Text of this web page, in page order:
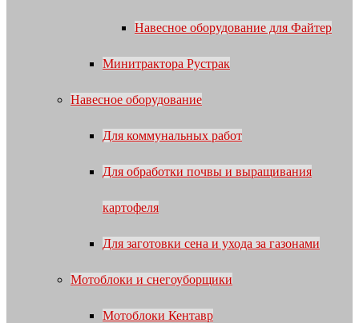
Навесное оборудование для Файтер
Минитрактора Рустрак
Навесное оборудование
Для коммунальных работ
Для обработки почвы и выращивания
картофеля
Для заготовки сена и ухода за газонами
Мотоблоки и снегоуборщики
Мотоблоки Кентавр